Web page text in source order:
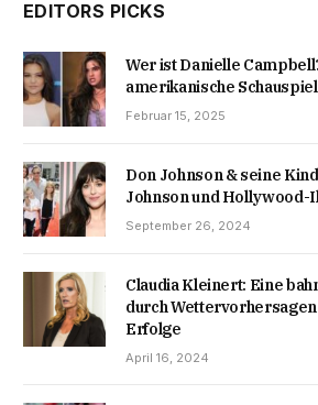
EDITORS PICKS
Wer ist Danielle
amerikanische
Februar 15, 2025
Don Johnson & seine
Johnson und Hollywood-
September 26, 2024
Claudia Kleinert: Eine
durch
Erfolge
April 16, 2024